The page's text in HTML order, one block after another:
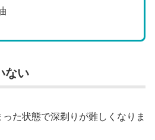
ない
た状態で深剃りが難しくなりま